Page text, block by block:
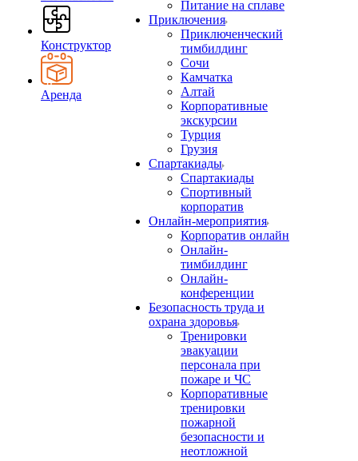
Конструктор
Аренда
Питание на сплаве
Приключения
Приключенческий
тимбилдинг
Сочи
Камчатка
Алтай
Корпоративные
экскурсии
Турция
Грузия
Спартакиады
Спартакиады
Спортивный
корпоратив
Онлайн-мероприятия
Корпоратив онлайн
Онлайн-
тимбилдинг
Онлайн-
конференции
Безопасность труда и
охрана здоровья
Тренировки
эвакуации
персонала при
пожаре и ЧС
Корпоративные
тренировки
пожарной
безопасности и
неотложной